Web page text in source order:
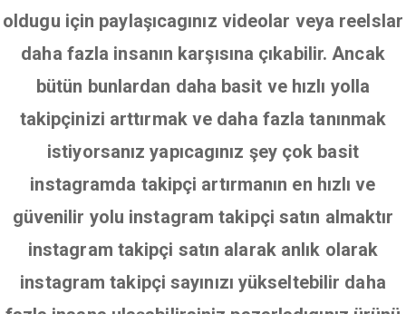
oldugu için paylaşıcagınız videolar veya reelslar
daha fazla insanın karşısına çıkabilir. Ancak
bütün bunlardan daha basit ve hızlı yolla
takipçinizi arttırmak ve daha fazla tanınmak
istiyorsanız yapıcagınız şey çok basit
instagramda takipçi artırmanın en hızlı ve
güvenilir yolu instagram takipçi satın almaktır
instagram takipçi satın alarak anlık olarak
instagram takipçi sayınızı yükseltebilir daha